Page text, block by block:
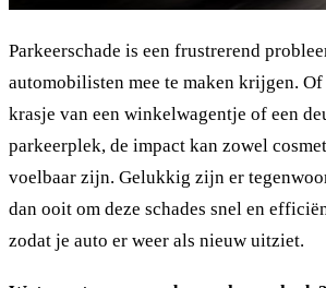
Parkeerschade is een frustrerend
automobilisten mee te maken krijgen. Of
krasje van een winkelwagentje of een
parkeerplek, de impact kan zowel
voelbaar zijn. Gelukkig zijn er
dan ooit om deze schades snel en
zodat je auto er weer als nieuw uitziet.